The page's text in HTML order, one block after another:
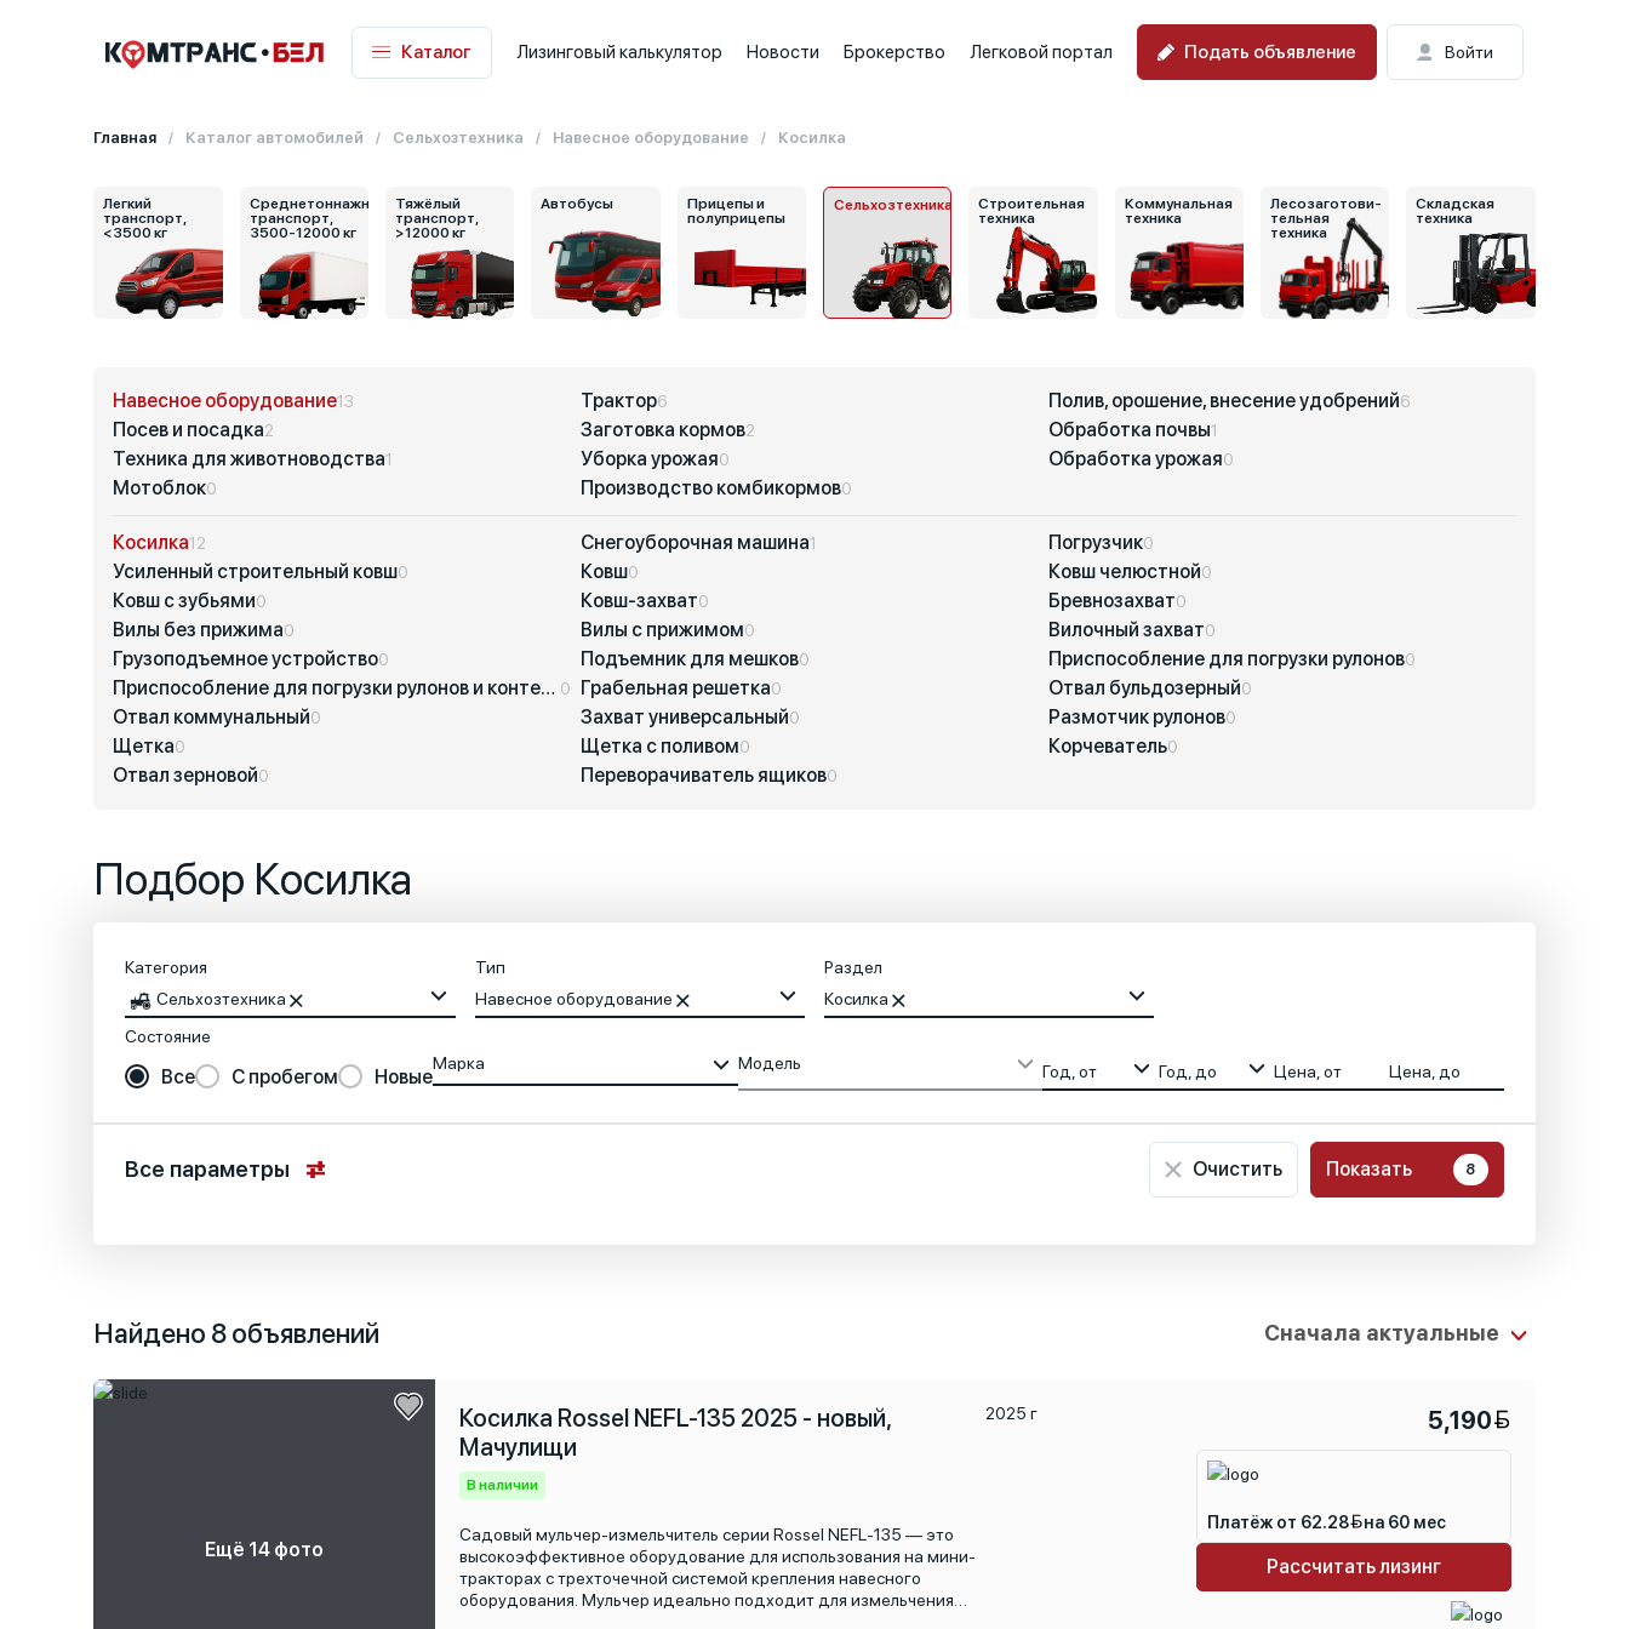
Каталог Лизинговый калькулятор Новости Брокерство Легковой портал Подать объявление Войти
Главная Каталог автомобилей Сельхозтехника Навесное оборудование Косилка
Легкий
транспорт,
<3500 кг
Среднетоннажный
транспорт,
3500-12000 кг
Тяжёлый
транспорт,
>12000 кг
Автобусы
Прицепы и
полуприцепы
Сельхозтехника
Строительная
техника
Коммунальная
техника
Лесозаготови-
тельная
техника
Складская
техника
Навесное оборудование13 Трактор6 Полив, орошение, внесение удобрений6
Посев и посадка2 Заготовка кормов2 Обработка почвы1
Техника для животноводства1 Уборка урожая0 Обработка урожая0
Мотоблок0 Производство комбикормов0
Косилка12 Снегоуборочная машина1 Погрузчик0
Усиленный строительный ковш0 Ковш0 Ковш челюстной0
Ковш с зубьями0 Ковш-захват0 Бревнозахват0
Вилы без прижима0 Вилы с прижимом0 Вилочный захват0
Грузоподъемное устройство0 Подъемник для мешков0 Приспособление для погрузки рулонов0
Приспособление для погрузки рулонов и контейнеров 0 Грабельная решетка0 Отвал бульдозерный0
Отвал коммунальный0 Захват универсальный0 Размотчик рулонов0
Щетка0 Щетка с поливом0 Корчеватель0
Отвал зерновой0 Переворачиватель ящиков0
Подбор Косилка
Категория
Сельхозтехника
Тип
Навесное оборудование
Раздел
Косилка
Состояние
Все С пробегом Новые
Марка Модель Год, от Год, до Цена, от Цена, до
Местоположение
Все параметры Очистить Показать 8
Найдено 8 объявлений
Ещё 14 фото
Косилка Rossel NEFL-135 2025 - новый,
Мачулищи
В наличии
Садовый мульчер-измельчитель серии Rossel NEFL-135 — это
высокоэффективное оборудование для использования на мини-
тракторах с трехточечной системой крепления навесного
оборудования. Мульчер идеально подходит для измельчения
2025 г 5,190
Платёж от 62.28 на 60 мес
Рассчитать лизинг